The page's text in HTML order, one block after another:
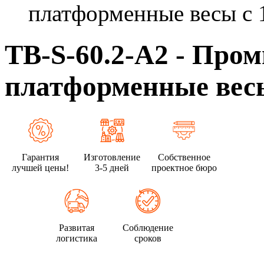
платформенные весы с
ТВ-S-60.2-А2 -
платформенные
Гарантия
лучшей цены!
Изготовление
3-5 дней
Собственное
проектное бюро
Развитая
логистика
Соблюдение
сроков